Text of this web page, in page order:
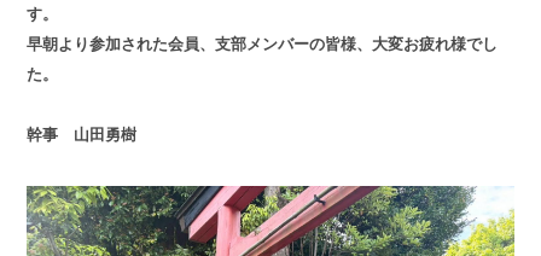
す。
早朝より参加された会員、支部メンバーの皆様、大変お疲れ様でし
た。
幹事 山田勇樹